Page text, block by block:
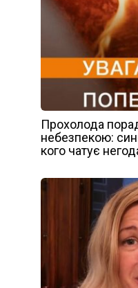
Прохолода
небезпекою:
кого чатує